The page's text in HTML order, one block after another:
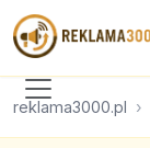
reklama3000.pl